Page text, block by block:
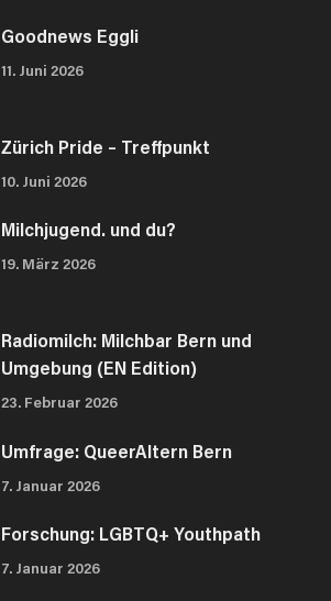
Goodnews Eggli
11. Juni 2026
Zürich Pride – Treffpunkt
10. Juni 2026
Milchjugend. und du?
19. März 2026
Radiomilch: Milchbar Bern und
Umgebung (EN Edition)
23. Februar 2026
Umfrage: QueerAltern Bern
7. Januar 2026
Forschung: LGBTQ+ Youthpath
7. Januar 2026